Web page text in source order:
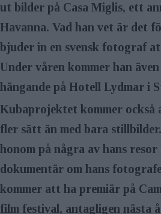
ut bilder på Casa Miglis, ett
Havanna. Vad han vet är det
bjuder in en svensk fotograf
Under våren kommer han
hängande på Hotell Lydmar i
Kubaprojektet kommer också
fler sätt än med bara
honom på några av hans resor
dokumentär om hans
kommer att ha premiär på
film festival, antagligen nästa